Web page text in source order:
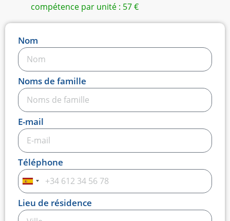
compétence par unité : 57 €
Nom
Noms de famille
E-mail
Téléphone
Espagne
+34
Lieu de résidence